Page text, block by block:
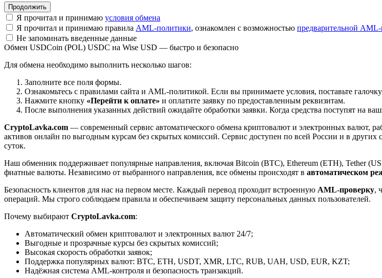
Я прочитал и принимаю условия обмена
Я прочитал и принимаю правила AML-политики, ознакомлен с возможностью предварительной
Не запоминать введенные данные
Обмен USDCoin (POL) USDC на Wise USD — быстро и безопасно
Для обмена необходимо выполнить несколько шагов:
Заполните все поля формы.
Ознакомьтесь с правилами сайта и AML-политикой. Если вы принимаете условия, поставьте
Нажмите кнопку «Перейти к оплате» и оплатите заявку по предоставленным реквизитам.
После выполнения указанных действий ожидайте обработки заявки. Когда средства поступят на
CryptoLavka.com — современный сервис автоматического обмена криптовалют и электронных валют,
активов онлайн по выгодным курсам без скрытых комиссий. Сервис доступен по всей России и в
суток.
Наш обменник поддерживает популярные направления, включая Bitcoin (BTC), Ethereum (ETH), Tether
фиатные валюты. Независимо от выбранного направления, все обмены происходят в автоматическом
Безопасность клиентов для нас на первом месте. Каждый перевод проходит встроенную AML-проверку,
операций. Мы строго соблюдаем правила и обеспечиваем защиту персональных данных пользователей.
Почему выбирают CryptoLavka.com:
Автоматический обмен криптовалют и электронных валют 24/7;
Выгодные и прозрачные курсы без скрытых комиссий;
Высокая скорость обработки заявок;
Поддержка популярных валют: BTC, ETH, USDT, XMR, LTC, RUB, UAH, USD, EUR, KZT;
Надёжная система AML-контроля и безопасность транзакций.